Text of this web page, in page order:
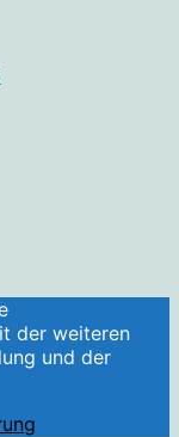
der weiteren
und der